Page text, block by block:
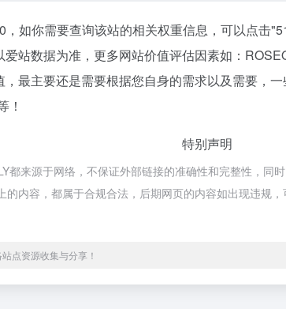
如你需要查询该站的相关权重信息，可以点击"
站数据为准，更多网站价值评估因素如：
最主要还是需要根据您自身的需求以及需要，
！
特别声明
都来源于网络，不保证外部链接的准确性和完整性，同
内容，都属于合规合法，后期网页的内容如出现违规
点资源收集与分享！